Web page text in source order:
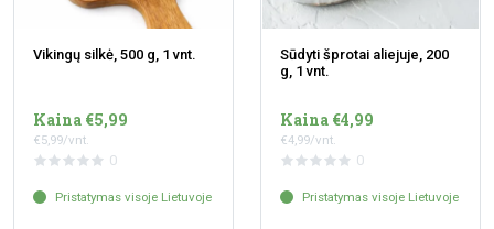
Vikingų silkė, 500 g, 1 vnt.
Kaina €5,99
€5,99/vnt.
0
Pristatymas visoje Lietuvoje
Sūdyti šprotai aliejuje, 200
g, 1 vnt.
Kaina €4,99
€4,99/vnt.
0
Pristatymas visoje Lietuvoje